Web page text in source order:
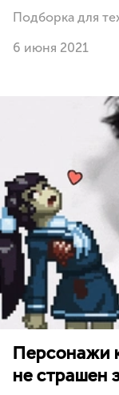
Подборка для
6 июня 2021
Персонажи
не страшен